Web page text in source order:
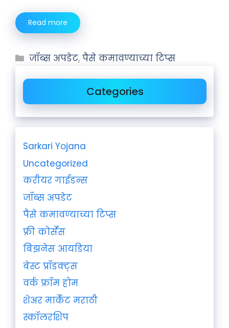
Read more
जॉब्स अपडेट,पैसे कमावण्याच्या टिप्स
Categories
Sarkari Yojana
Uncategorized
करीयर गाईडन्स
जॉब्स अपडेट
पैसे कमावण्याच्या टिप्स
फ्री कोर्सेस
बिझनेस आयडिया
बेस्ट प्रॉडक्ट्स
वर्क फ्रॉम होम
शेअर मार्केट मराठी
स्कॉलरशिप